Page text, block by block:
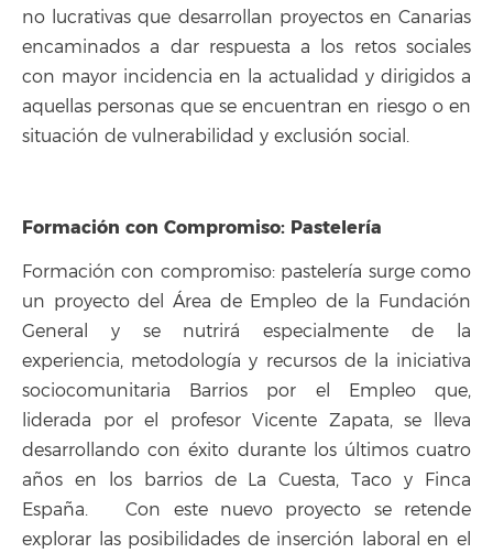
no lucrativas que desarrollan proyectos en Canarias
encaminados a dar respuesta a los retos sociales
con mayor incidencia en la actualidad y dirigidos a
aquellas personas que se encuentran en riesgo o en
situación de vulnerabilidad y exclusión social.
Formación con Compromiso: Pastelería
Formación con compromiso: pastelería surge como
un proyecto del Área de Empleo de la Fundación
General y se nutrirá especialmente de la
experiencia, metodología y recursos de la iniciativa
sociocomunitaria Barrios por el Empleo que,
liderada por el profesor Vicente Zapata, se lleva
desarrollando con éxito durante los últimos cuatro
años en los barrios de La Cuesta, Taco y Finca
España. Con este nuevo proyecto se retende
explorar las posibilidades de inserción laboral en el